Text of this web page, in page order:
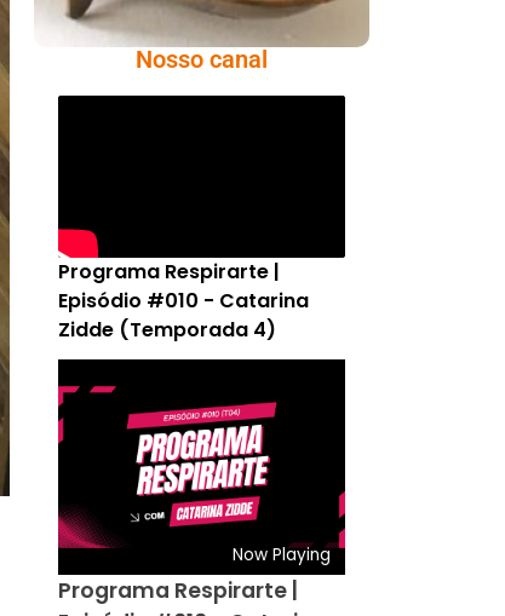
Nosso canal
Programa Respirarte |
Episódio #010 - Catarina
Zidde (Temporada 4)
Now Playing
Programa Respirarte |